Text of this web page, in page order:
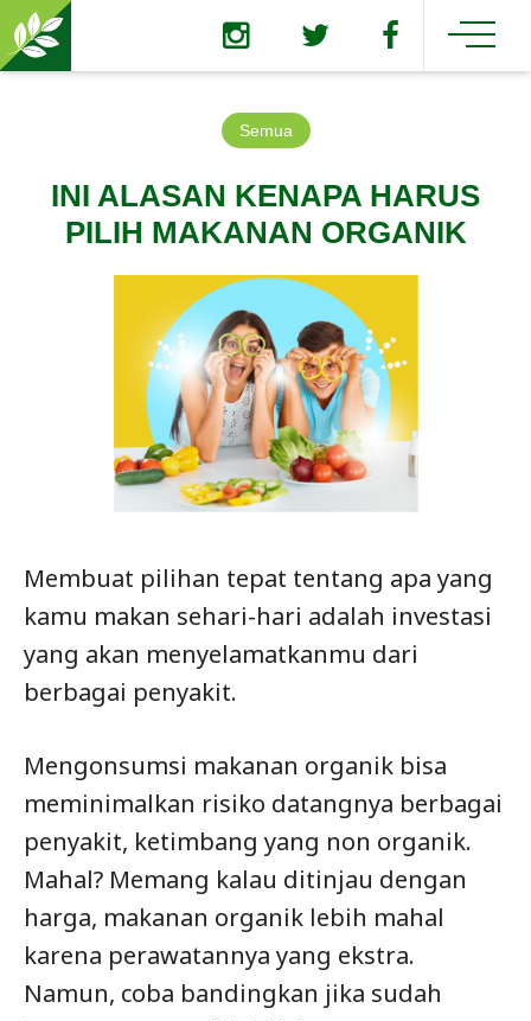
Semua
INI ALASAN KENAPA HARUS
PILIH MAKANAN ORGANIK
Membuat pilihan tepat tentang apa yang
kamu makan sehari-hari adalah investasi
yang akan menyelamatkanmu dari
berbagai penyakit.
Mengonsumsi makanan organik bisa
meminimalkan risiko datangnya berbagai
penyakit, ketimbang yang non organik.
Mahal? Memang kalau ditinjau dengan
harga, makanan organik lebih mahal
karena perawatannya yang ekstra.
Namun, coba bandingkan jika sudah